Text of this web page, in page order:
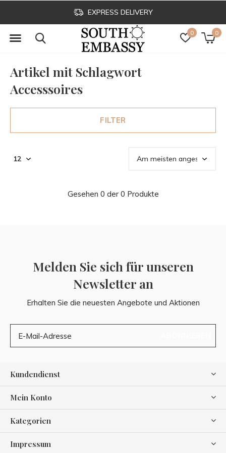
0 0
EXPRESS DELIVERY
Artikel mit Schlagwort
Accesssoires
FILTER
Gesehen 0 der 0 Produkte
Melden Sie sich für unseren
Newsletter an
Erhalten Sie die neuesten Angebote und Aktionen
Kundendienst
Mein Konto
Kategorien
Impressum